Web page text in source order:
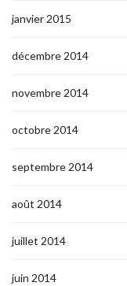
janvier 2015
décembre 2014
novembre 2014
octobre 2014
septembre 2014
août 2014
juillet 2014
juin 2014